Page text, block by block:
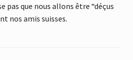
pas que nous allons être “déçus
nos amis suisses.